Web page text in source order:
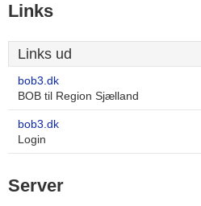
Links
Links ud
bob3.dk
BOB til Region Sjælland
bob3.dk
Login
Server